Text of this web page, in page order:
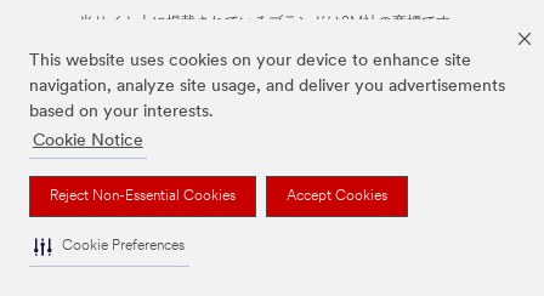
This website uses cookies on your device to enhance site
navigation, analyze site usage, and deliver you advertisements
based on your interests.
Cookie Notice
Reject Non-Essential Cookies Accept Cookies
Cookie Preferences
当サイト上に掲載されているブランドは3M社の商標です。